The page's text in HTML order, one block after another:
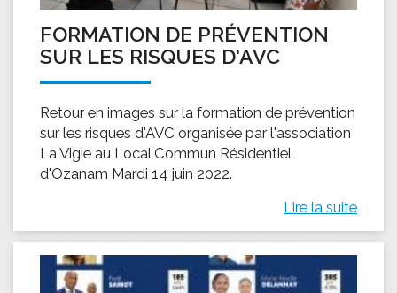
FORMATION DE PRÉVENTION
SUR LES RISQUES D'AVC
Retour en images sur la formation de prévention
sur les risques d'AVC organisée par l'association
La Vigie au Local Commun Résidentiel
d'Ozanam Mardi 14 juin 2022.
Lire la suite